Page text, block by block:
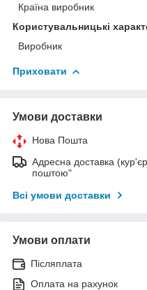
Країна виробник
Користувальницькі
Виробник
Приховати
Умови доставки
Нова Пошта
Адресна доставка
поштою"
Всі умови доставки
Умови оплати
Післяплата
Оплата на рахунок